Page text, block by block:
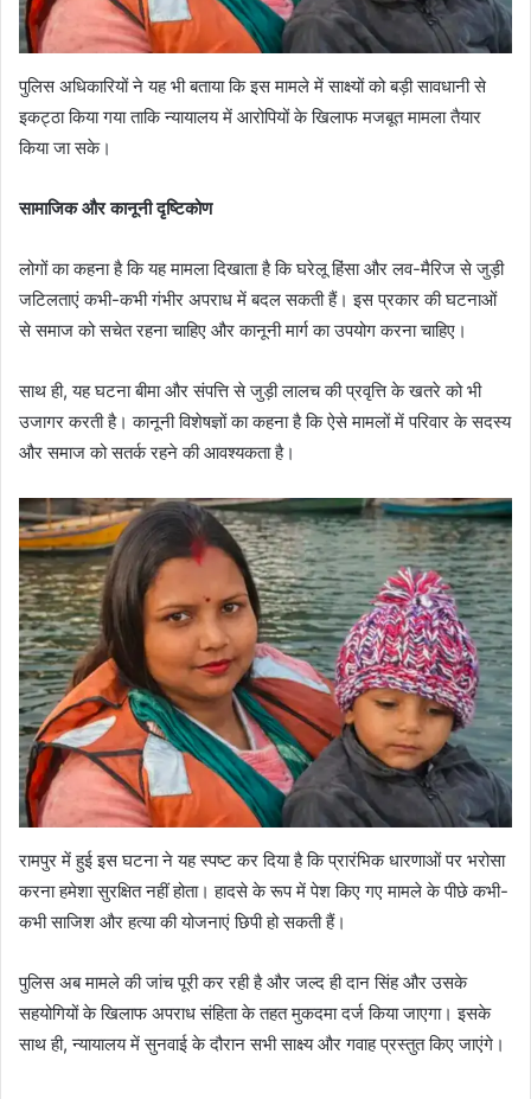
पुलिस अधिकारियों ने यह भी बताया कि इस मामले में साक्ष्यों को बड़ी सावधानी से
इकट्ठा किया गया ताकि न्यायालय में आरोपियों के खिलाफ मजबूत मामला तैयार
किया जा सके।
सामाजिक और कानूनी दृष्टिकोण
लोगों का कहना है कि यह मामला दिखाता है कि घरेलू हिंसा और लव-मैरिज से जुड़ी
जटिलताएं कभी-कभी गंभीर अपराध में बदल सकती हैं। इस प्रकार की घटनाओं
से समाज को सचेत रहना चाहिए और कानूनी मार्ग का उपयोग करना चाहिए।
साथ ही, यह घटना बीमा और संपत्ति से जुड़ी लालच की प्रवृत्ति के खतरे को भी
उजागर करती है। कानूनी विशेषज्ञों का कहना है कि ऐसे मामलों में परिवार के सदस्य
और समाज को सतर्क रहने की आवश्यकता है।
रामपुर में हुई इस घटना ने यह स्पष्ट कर दिया है कि प्रारंभिक धारणाओं पर भरोसा
करना हमेशा सुरक्षित नहीं होता। हादसे के रूप में पेश किए गए मामले के पीछे कभी-
कभी साजिश और हत्या की योजनाएं छिपी हो सकती हैं।
पुलिस अब मामले की जांच पूरी कर रही है और जल्द ही दान सिंह और उसके
सहयोगियों के खिलाफ अपराध संहिता के तहत मुकदमा दर्ज किया जाएगा। इसके
साथ ही, न्यायालय में सुनवाई के दौरान सभी साक्ष्य और गवाह प्रस्तुत किए जाएंगे।